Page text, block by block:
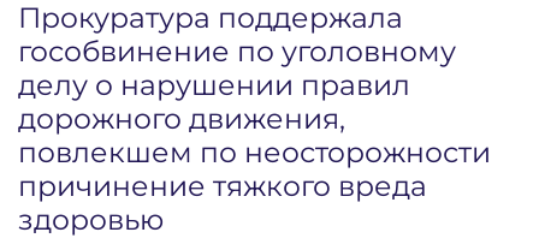
Прокуратура поддержала
гособвинение по уголовному
делу о нарушении правил
дорожного движения,
повлекшем по неосторожности
причинение тяжкого вреда
здоровью